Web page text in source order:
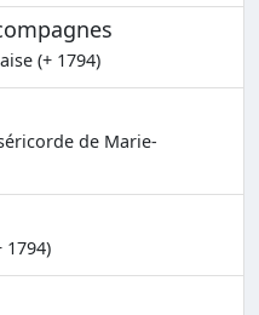
(+ 1794)
de Marie-